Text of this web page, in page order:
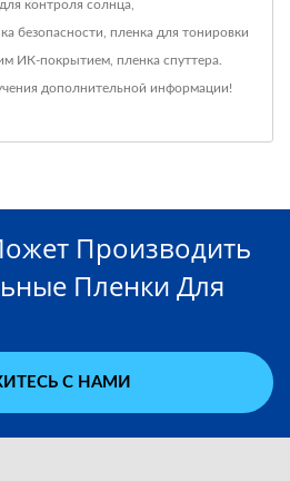
контроля солнца
безопасности пленка для тонировки
ИК-покрытием пленка спуттера
дополнительной информации!
Производить
Пленки Для
С НАМИ